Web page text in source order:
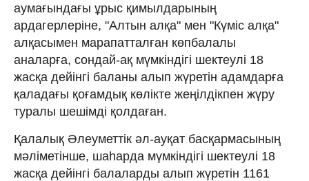
аумағындағы ұрыс қимылдарының
ардагерлеріне, "Алтын алқа" мен "Күміс алқа"
алқасымен марапатталған көпбалалы
аналарға, сондай-ақ мүмкіндігі шектеулі 18
жасқа дейінгі баланы алып жүретін адамдарға
қаладағы қоғамдық көлікте жеңілдікпен жүру
туралы шешімді қолдаған.
Қалалық Әлеуметтік әл-ауқат басқармасының
мәліметінше, шаһарда мүмкіндігі шектеулі 18
жасқа дейінгі балаларды алып жүретін 1161